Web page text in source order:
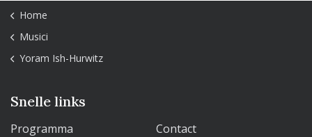
Home
Musici
Yoram Ish-Hurwitz
Snelle links
Programma
Contact